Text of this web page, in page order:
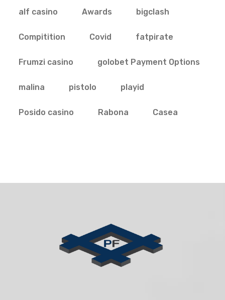
alf casino Awards bigclash
Compitition Covid fatpirate
Frumzi casino golobet Payment Options
malina pistolo playid
Posido casino Rabona Сasea